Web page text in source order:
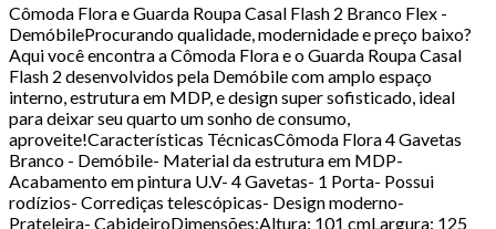
Cômoda Flora e Guarda Roupa Casal Flash 2 Branco Flex -
DemóbileProcurando qualidade, modernidade e preço baixo?
Aqui você encontra a Cômoda Flora e o Guarda Roupa Casal
Flash 2 desenvolvidos pela Demóbile com amplo espaço
interno, estrutura em MDP, e design super sofisticado, ideal
para deixar seu quarto um sonho de consumo,
aproveite!Características TécnicasCômoda Flora 4 Gavetas
Branco - Demóbile- Material da estrutura em MDP-
Acabamento em pintura U.V- 4 Gavetas- 1 Porta- Possui
rodízios- Corrediças telescópicas- Design moderno-
Prateleira- CabideiroDimensões:Altura: 101 cmLargura: 125